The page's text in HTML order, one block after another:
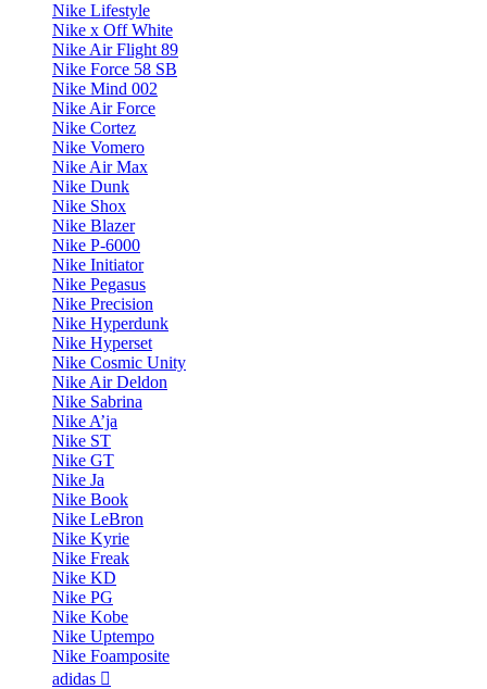
Nike Lifestyle
Nike x Off White
Nike Air Flight 89
Nike Force 58 SB
Nike Mind 002
Nike Air Force
Nike Cortez
Nike Vomero
Nike Air Max
Nike Dunk
Nike Shox
Nike Blazer
Nike P-6000
Nike Initiator
Nike Pegasus
Nike Precision
Nike Hyperdunk
Nike Hyperset
Nike Cosmic Unity
Nike Air Deldon
Nike Sabrina
Nike A’ja
Nike ST
Nike GT
Nike Ja
Nike Book
Nike LeBron
Nike Kyrie
Nike Freak
Nike KD
Nike PG
Nike Kobe
Nike Uptempo
Nike Foamposite
adidas